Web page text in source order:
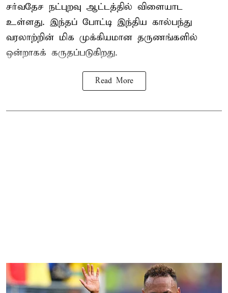
சர்வதேச நட்புறவு ஆட்டத்தில் விளையாட
உள்ளது. இந்தப் போட்டி இந்திய கால்பந்து
வரலாற்றின் மிக முக்கியமான தருணங்களில்
ஒன்றாகக் கருதப்படுகிறது.
Read More